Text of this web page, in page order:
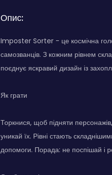
Опис:
Imposter Sorter - це космічна
самозванців. З кожним рівнем
поєднує яскравий дизайн із
Як грати
Торкнися, щоб підняти
уникай їх. Рівні стають
допомоги. Порада: не поспішай і